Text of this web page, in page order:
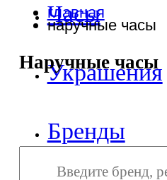
Часы
Украшения
Бренды
главная
наручные часы
Наручные часы